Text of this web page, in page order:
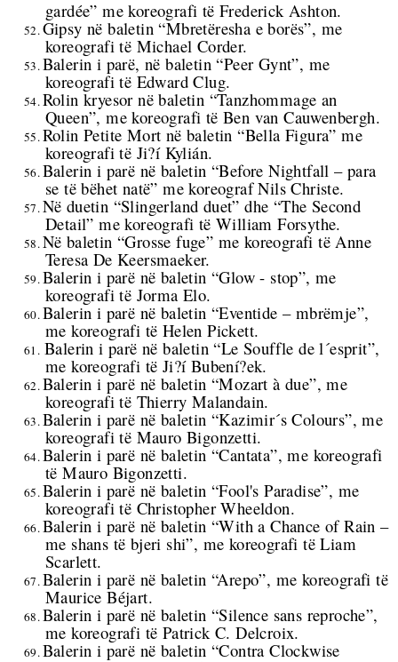
gardée” me koreografi të Frederick Ashton.
52.Gipsy në baletin “Mbretëresha e borës”, me
koreografi të Michael Corder.
53.Balerin i parë, në baletin “Peer Gynt”, me
koreografi të Edward Clug.
54.Rolin kryesor në baletin “Tanzhommage an
Queen”, me koreografi të Ben van Cauwenbergh.
55.Rolin Petite Mort në baletin “Bella Figura” me
koreografi të Ji?í Kylián.
56.Balerin i parë në baletin “Before Nightfall – para
se të bëhet natë” me koreograf Nils Christe.
57.Në duetin “Slingerland duet” dhe “The Second
Detail” me koreografi të William Forsythe.
58.Në baletin “Grosse fuge” me koreografi të Anne
Teresa De Keersmaeker.
59.Balerin i parë në baletin “Glow - stop”, me
koreografi të Jorma Elo.
60.Balerin i parë në baletin “Eventide – mbrëmje”,
me koreografi të Helen Pickett.
61. Balerin i parë në baletin “Le Souffle de l´esprit”,
me koreografi të Ji?í Bubení?ek.
62.Balerin i parë në baletin “Mozart à due”, me
koreografi të Thierry Malandain.
63.Balerin i parë në baletin “Kazimir´s Colours”, me
koreografi të Mauro Bigonzetti.
64.Balerin i parë në baletin “Cantata”, me koreografi
të Mauro Bigonzetti.
65.Balerin i parë në baletin “Fool's Paradise”, me
koreografi të Christopher Wheeldon.
66.Balerin i parë në baletin “With a Chance of Rain –
me shans të bjeri shi”, me koreografi të Liam
Scarlett.
67.Balerin i parë në baletin “Arepo”, me koreografi të
Maurice Béjart.
68.Balerin i parë në baletin “Silence sans reproche”,
me koreografi të Patrick C. Delcroix.
69.Balerin i parë në baletin “Contra Clockwise